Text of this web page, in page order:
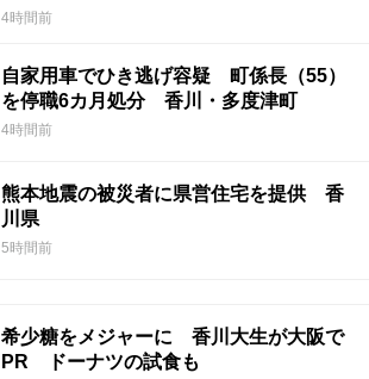
4時間前
自家用車でひき逃げ容疑 町係長（55）
を停職6カ月処分 香川・多度津町
4時間前
熊本地震の被災者に県営住宅を提供 香
川県
5時間前
希少糖をメジャーに 香川大生が大阪で
PR ドーナツの試食も